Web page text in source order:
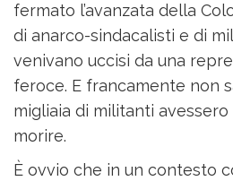
fermato l’avanzata della
di anarco-sindacalisti e di
venivano uccisi da una
feroce. E francamente non
migliaia di militanti
morire.
È ovvio che in un contesto